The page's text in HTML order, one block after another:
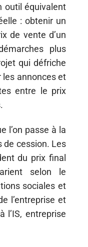
outil équivalent
: obtenir un
de vente d’un
plus
qui défriche
annonces et
entre le prix
l’on passe à la
de cession. Les
du prix final
selon le
sociales et
l’entreprise et
l’IS, entreprise